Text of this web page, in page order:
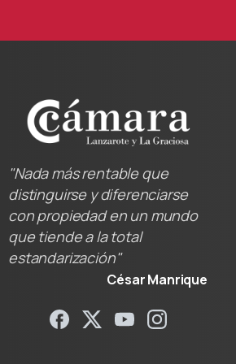
"Nada más rentable que
distinguirse y diferenciarse
con propiedad en un mundo
que tiende a la total
estandarización"
César Manrique